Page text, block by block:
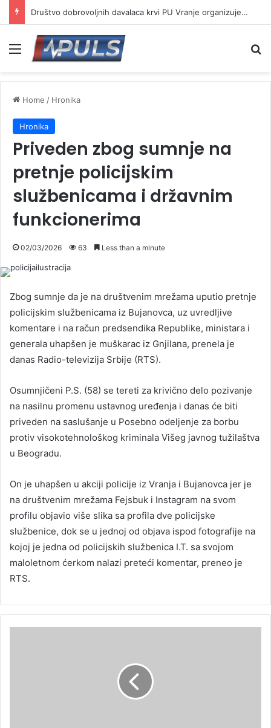
Društvo dobrovoljnih davalaca krvi PU Vranje organizuje akciju na Besnoj kobili
Menu
Home / Hronika
Hronika
Priveden zbog sumnje na
pretnje policijskim
službenicama i državnim
funkcionerima
02/03/2026 63 Less than a minute
Zbog sumnje da je na društvenim mrežama uputio pretnje
policijskim službenicama iz Bujanovca, uz uvredljive
komentare i na račun predsendika Republike, ministara i
generala uhapšen je muškarac iz Gnjilana, prenela je
danas Radio-televizija Srbije (RTS).
Osumnjičeni P.S. (58) se tereti za krivično delo pozivanje
na nasilnu promenu ustavnog uređenja i danas će biti
priveden na saslušanje u Posebno odeljenje za borbu
protiv visokotehnološkog kriminala Višeg javnog tužilaštva
u Beogradu.
On je uhapšen u akciji policije iz Vranja i Bujanovca jer je
na društvenim mrežama Fejsbuk i Instagram na svom
profilu objavio više slika sa profila dve policijske
službenice, dok se u jednoj od objava ispod fotografije na
kojoj je jedna od policijskih službenica I.T. sa svojom
maloletnom ćerkom nalazi preteći komentar, preneo je
RTS.